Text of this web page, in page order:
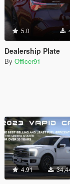
5.0
Dealership Plate
By Officer91
4.91